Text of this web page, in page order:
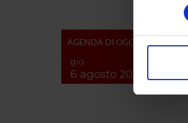
AGENDA DI OGGI
gio
6 agosto 2026